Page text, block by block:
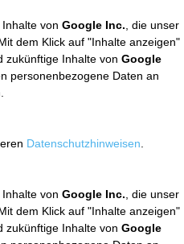
von Google Inc. , die unser
dem Klick auf "Inhalte anzeigen"
zukünftige Inhalte von Google
personenbezogene Daten an
Datenschutzhinweisen
von Google Inc. , die unser
dem Klick auf "Inhalte anzeigen"
zukünftige Inhalte von Google